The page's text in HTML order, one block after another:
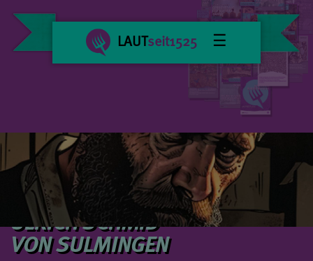
LAUTseit1525 ☰
DER
ANFÜHRER
ULRICH SCHMID
VON SULMINGEN